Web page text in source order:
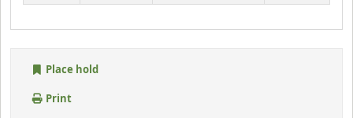
Place hold
Print